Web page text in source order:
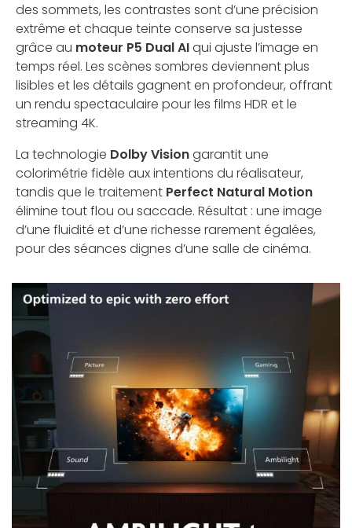
des sommets, les contrastes sont d’une précision
extrême et chaque teinte conserve sa justesse
grâce au moteur P5 Dual AIqui ajuste l’image en
temps réel. Les scènes sombres deviennent plus
lisibles et les détails gagnent en profondeur, offrant
un rendu spectaculaire pour les films HDR et le
streaming 4K.
La technologie Dolby Visiongarantit une
colorimétrie fidèle aux intentions du réalisateur,
tandis que le traitement Perfect Natural Motion
élimine tout flou ou saccade. Résultat : une image
d’une fluidité et d’une richesse rarement égalées,
pour des séances dignes d’une salle de cinéma.